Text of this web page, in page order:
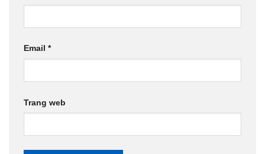
Email *
Trang web